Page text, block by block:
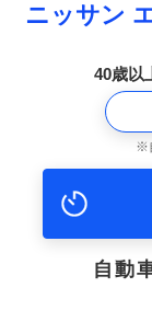
ニッサン
40歳以
自動